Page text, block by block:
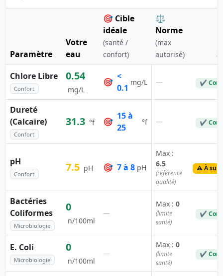
Paramètre
Votre
eau
🎯 Cible
idéale
(santé /
confort)
⚖️
Norme
(max
autorisé)
Chlore Libre
Confort
0.54
mg/L
🎯
<
0.1
mg/L — ✔
Dureté
(Calcaire)
Confort
31.3 °f 🎯
15 à
25
°f — ✔
pH
Confort
7.5 pH 🎯 7 à 8 pH
Max :
6.5
(référence
qualité)
⚠️ À
Bactéries
Coliformes
Microbiologie
0
n/100ml
—
Max : 0
(limite
santé)
✔
E. Coli
Microbiologie
0
n/100ml
—
Max : 0
(limite
santé)
✔